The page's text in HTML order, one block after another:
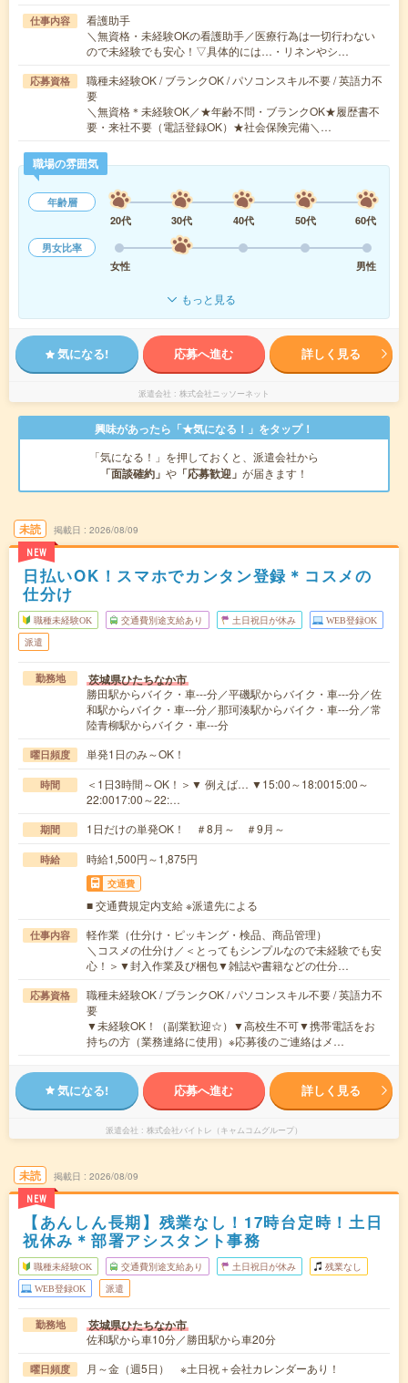
仕事内容
看護助手
＼無資格・未経験OKの看護助手／医療行為は一切行わない
ので未経験でも安心！▽具体的には…・リネンやシ…
応募資格
職種未経験OK / ブランクOK / パソコンスキル不要 / 英語力不
要
＼無資格＊未経験OK／★年齢不問・ブランクOK★履歴書不
要・来社不要（電話登録OK）★社会保険完備＼…
職場の雰囲気
年齢層
20代
30代 40代 50代
60代
男女比率
女性
男性
もっと見る
気になる! 応募へ進む 詳しく見る
派遣会社 株式会社ニッソーネット
興味があったら「★気になる！」をタップ！
「気になる！」を押しておくと、派遣会社から
「面談確約」 や 「応募歓迎」 が届きます！
未読
NEW
掲載日 2026/08/09
日払いOK！スマホでカンタン登録＊コスメの
仕分け
職種未経験OK 交通費別途支給あり 土日祝日が休み WEB登録OK
派遣
勤務地 茨城県ひたちなか市
勝田駅からバイク・車---分／平磯駅からバイク・車---分／佐
和駅からバイク・車---分／那珂湊駅からバイク・車---分／常
陸青柳駅からバイク・車---分
曜日頻度 単発1日のみ～OK！
時間
＜1日3時間～OK！＞▼ 例えば… ▼15:00～18:0015:00～
22:0017:00～22:…
期間 1日だけの単発OK！ ＃8月～ ＃9月～
時給 時給1,500円～1,875円
交通費
■ 交通費規定内支給 ※派遣先による
仕事内容
軽作業（仕分け・ピッキング・検品、商品管理）
＼コスメの仕分け／＜とってもシンプルなので未経験でも安
心！＞▼封入作業及び梱包▼雑誌や書籍などの仕分…
応募資格
職種未経験OK / ブランクOK / パソコンスキル不要 / 英語力不
要
▼未経験OK！（副業歓迎☆）▼高校生不可▼携帯電話をお
持ちの方（業務連絡に使用）※応募後のご連絡はメ…
気になる! 応募へ進む 詳しく見る
派遣会社 株式会社バイトレ（キャムコムグループ）
未読
NEW
掲載日 2026/08/09
【あんしん長期】残業なし！17時台定時！土日
祝休み＊部署アシスタント事務
職種未経験OK 交通費別途支給あり 土日祝日が休み 残業なし
WEB登録OK 派遣
勤務地 茨城県ひたちなか市
佐和駅から車10分／勝田駅から車20分
曜日頻度 月～金（週5日） ※土日祝＋会社カレンダーあり！